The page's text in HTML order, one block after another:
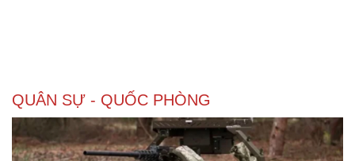
QUÂN SỰ - QUỐC PHÒNG